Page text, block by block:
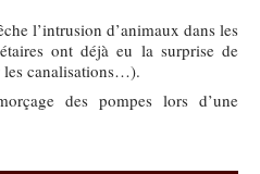
l’intrusion d’animaux dans les
ont déjà eu la surprise de
les canalisations…).
des pompes lors d’une